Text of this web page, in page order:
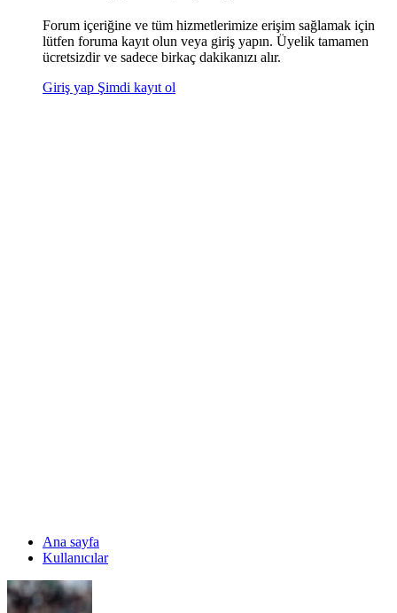
Forum içeriğine ve tüm hizmetlerimize erişim sağlamak için
lütfen foruma kayıt olun veya giriş yapın. Üyelik tamamen
ücretsizdir ve sadece birkaç dakikanızı alır.
Giriş yap Şimdi kayıt ol
Ana sayfa
Kullanıcılar